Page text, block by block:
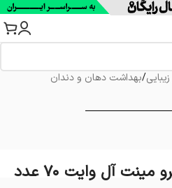
/بهداشت دهان و دندان
آل وایت 70 عدد